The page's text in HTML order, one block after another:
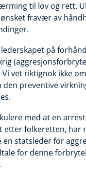
til lov og rett.
fravær av
på
vet riktignok ikke
preventive
med at en
folkeretten, har
statsleder for
for denne